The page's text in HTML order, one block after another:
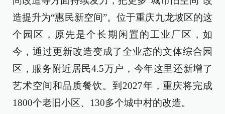
造提升为“惠民新空间”。位于重庆九龙坡区的这
个园区，原先是个长期闲置的工业厂区，如
今，通过更新改造变成了全业态的文体综合园
区，服务附近居民4.5万户，今年这里还新增了
艺术空间和品质餐饮。到2027年，重庆将完成
1800个老旧小区、130多个城中村的改造。